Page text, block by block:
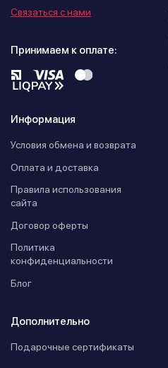
Связаться с нами
Принимаем к оплате:
Информация
Условия обмена и возврата
Оплата и доставка
Правила использования
сайта
Договор оферты
Политика
конфиденциальности
Блог
Дополнительно
Подарочные сертификаты